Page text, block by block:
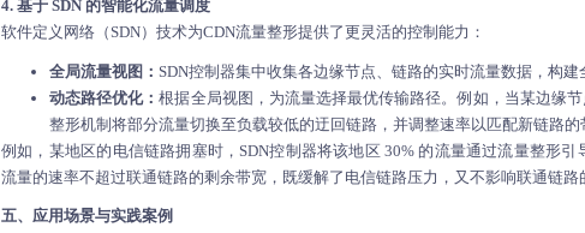
4. 基于 SDN 的智能化流量调度
软件定义网络（SDN）技术为CDN流量整形提供了更灵活的控制能力：
全局流量视图： SDN控制器集中收集各边缘节点、链路的实时流量数据，构
动态路径优化：根据全局视图，为流量选择最优传输路径。例如，当某边缘
整形机制将部分流量切换至负载较低的迂回链路，并调整速率以匹配新链路的
例如，某地区的电信链路拥塞时，SDN控制器将该地区 30% 的流量通过流量整形
流量的速率不超过联通链路的剩余带宽，既缓解了电信链路压力，又不影响联通链路
五、应用场景与实践案例